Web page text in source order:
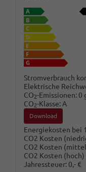
Stromverbrauch
Elektrische
CO2-Emissionen: 0
CO2-Klasse:A
Download
Energiekosten bei
CO2 Kosten
CO2 Kosten
CO2 Kosten (hoch)
Jahressteuer: 0,- €